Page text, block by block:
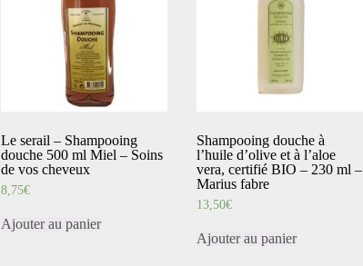
Le serail – Shampooing
douche 500 ml Miel – Soins
de vos cheveux
8,75€
Ajouter au panier
Shampooing douche à
l’huile d’olive et à l’aloe
vera, certifié BIO – 230 ml –
Marius fabre
13,50€
Ajouter au panier